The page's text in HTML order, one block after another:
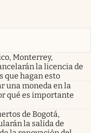
Monterrey,
la licencia de
que hagan esto
una moneda en la
qué es importante
de Bogotá,
la salida de